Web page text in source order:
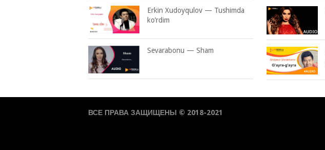
Erkin Xudoyqulov — Tushimda
ko’rdim
Sevarabonu — Sham
ВСЕ ПРАВА ЗАЩИЩЕНЫ © 2018-2021